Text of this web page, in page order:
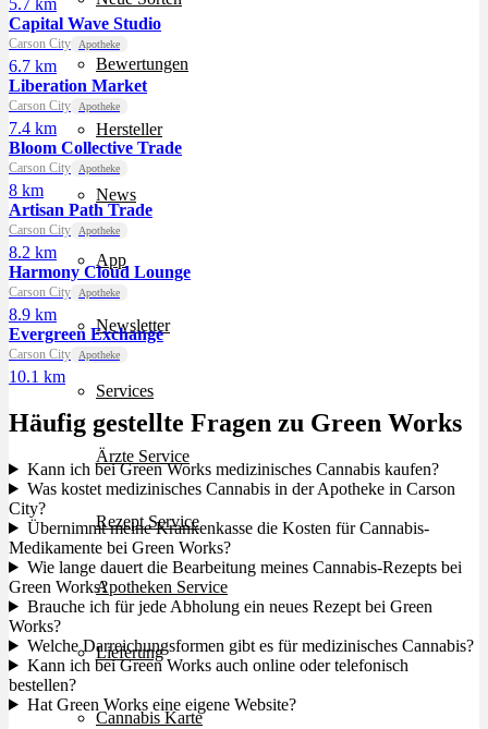
Bewertungen
Hersteller
News
App
Newsletter
Services
Ärzte Service
Rezept Service
Apotheken Service
Lieferung
Cannabis Karte
5.7 km
Capital Wave Studio
Carson City Apotheke
6.7 km
Liberation Market
Carson City Apotheke
7.4 km
Bloom Collective Trade
Carson City Apotheke
8 km
Artisan Path Trade
Carson City Apotheke
8.2 km
Harmony Cloud Lounge
Carson City Apotheke
8.9 km
Evergreen Exchange
Carson City Apotheke
10.1 km
Häufig gestellte Fragen zu Green Works
Kann ich bei Green Works medizinisches Cannabis kaufen?
Was kostet medizinisches Cannabis in der Apotheke in Carson
City?
Übernimmt meine Krankenkasse die Kosten für Cannabis-
Medikamente bei Green Works?
Wie lange dauert die Bearbeitung meines Cannabis-Rezepts bei
Green Works?
Brauche ich für jede Abholung ein neues Rezept bei Green
Works?
Welche Darreichungsformen gibt es für medizinisches Cannabis?
Kann ich bei Green Works auch online oder telefonisch
bestellen?
Hat Green Works eine eigene Website?